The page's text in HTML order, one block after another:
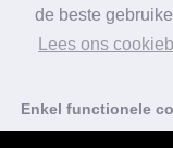
de beste
Lees ons
Enkel functionele